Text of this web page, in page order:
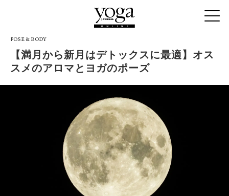
POSE & BODY
【満月から新月はデトックスに最適】オス
スメのアロマとヨガのポーズ